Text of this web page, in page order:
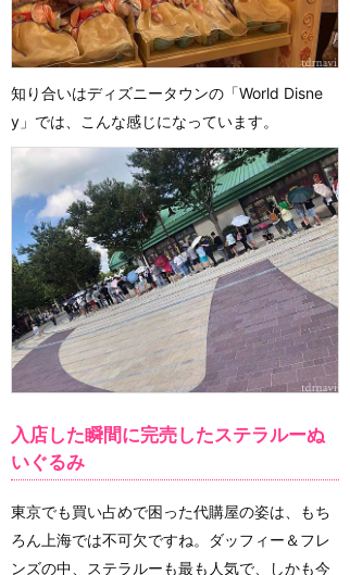
知り合いはディズニータウンの「World Disne
y」では、こんな感じになっています。
入店した瞬間に完売したステラルーぬ
いぐるみ
東京でも買い占めで困った代購屋の姿は、もち
ろん上海では不可欠ですね。ダッフィー＆フレ
ンズの中、ステラルーも最も人気で、しかも今